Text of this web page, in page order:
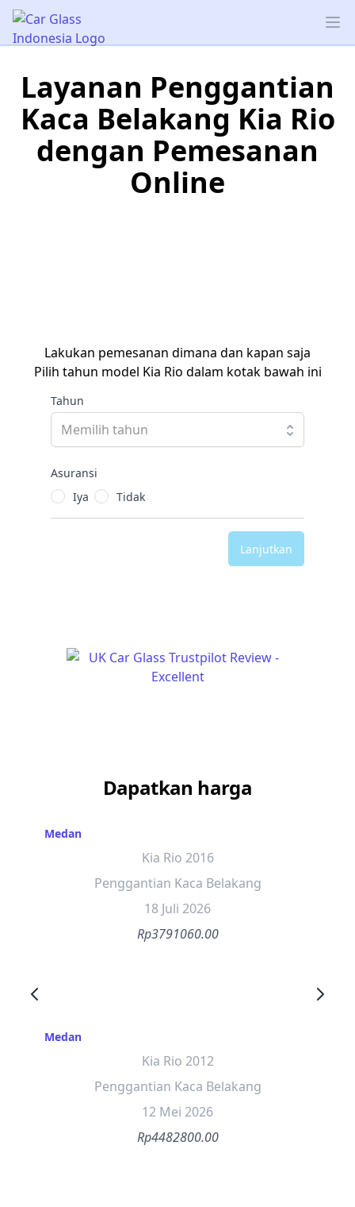
Car Glass Indonesia
Layanan Penggantian
Kaca Belakang Kia Rio
dengan Pemesanan
Online
Lakukan pemesanan dimana dan kapan saja
Pilih tahun model Kia Rio dalam kotak bawah ini
Tahun
Asuransi
Iya
Tidak
Lanjutkan
Dapatkan harga
Medan
Kia Rio 2016
Penggantian Kaca Belakang
18 Juli 2026
Rp3791060.00
Medan
Kia Rio 2012
Penggantian Kaca Belakang
12 Mei 2026
Rp4482800.00